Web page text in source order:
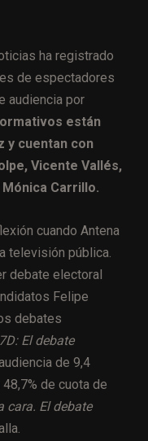
ha registrado
de espectadores
audiencia por
están
y cuentan con
Vicente Vallés,
Carrillo.
cuando Antena
televisión pública.
debate electoral
Felipe
debates
7D: El debate
de 9,4
de cuota de
cara. El debate